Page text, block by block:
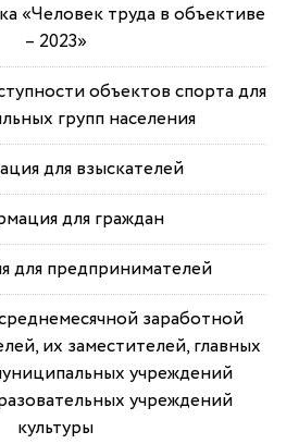
«Человек труда в объективе
– 2023»
объектов спорта для
групп населения
для взыскателей
для граждан
для предпринимателей
заработной
их заместителей, главных
учреждений
учреждений
культуры